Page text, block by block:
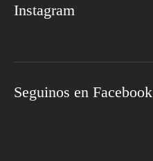
Instagram
Seguinos en Facebook